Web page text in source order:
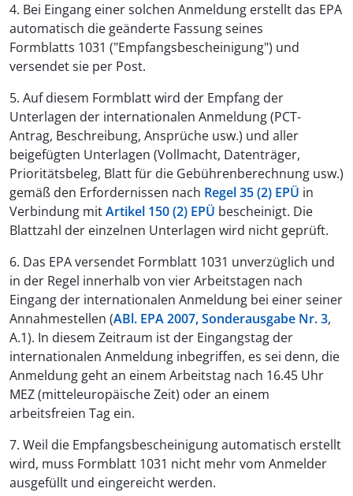
4. Bei Eingang einer solchen Anmeldung erstellt das EPA
automatisch die geänderte Fassung seines
Formblatts 1031 ("Empfangsbescheinigung") und
versendet sie per Post.
5. Auf diesem Formblatt wird der Empfang der
Unterlagen der internationalen Anmeldung (PCT-
Antrag, Beschreibung, Ansprüche usw.) und aller
beigefügten Unterlagen (Vollmacht, Datenträger,
Prioritätsbeleg, Blatt für die Gebührenberechnung usw.)
gemäß den Erfordernissen nach Regel 35 (2) EPÜ in
Verbindung mitArtikel 150 (2) EPÜ bescheinigt. Die
Blattzahl der einzelnen Unterlagen wird nicht geprüft.
6. Das EPA versendet Formblatt 1031 unverzüglich und
in der Regel innerhalb von vier Arbeitstagen nach
Eingang der internationalen Anmeldung bei einer seiner
Annahmestellen (ABl. EPA 2007, Sonderausgabe Nr. 3,
A.1). In diesem Zeitraum ist der Eingangstag der
internationalen Anmeldung inbegriffen, es sei denn, die
Anmeldung geht an einem Arbeitstag nach 16.45 Uhr
MEZ (mitteleuropäische Zeit) oder an einem
arbeitsfreien Tag ein.
7. Weil die Empfangsbescheinigung automatisch erstellt
wird, muss Formblatt 1031 nicht mehr vom Anmelder
ausgefüllt und eingereicht werden.